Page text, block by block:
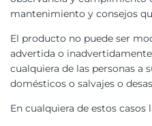
mantenimiento y consejos
El producto no puede ser
advertida o
cualquiera de las personas a
domésticos o salvajes o
En cualquiera de estos